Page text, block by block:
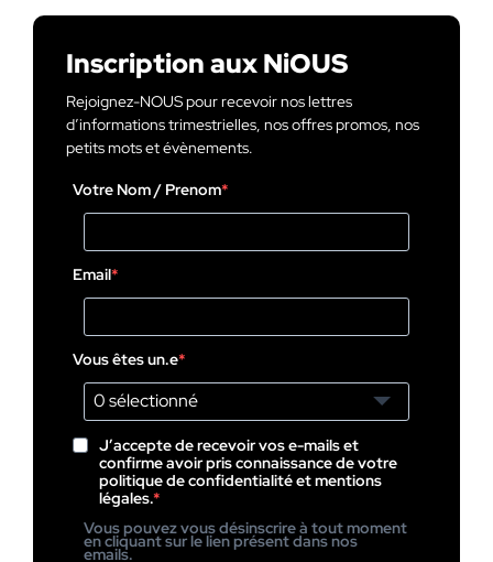
Inscription aux NiOUS
Rejoignez-NOUS pour recevoir nos lettres
d’informations trimestrielles, nos offres promos, nos
petits mots et évènements.
Votre Nom / Prenom
Email
Vous êtes un.e
0 sélectionné
J’accepte de recevoir vos e-mails et
confirme avoir pris connaissance de votre
politique de confidentialité et mentions
légales.
Vous pouvez vous désinscrire à tout moment
en cliquant sur le lien présent dans nos
emails.